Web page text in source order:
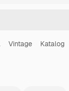
Vintage Katalog